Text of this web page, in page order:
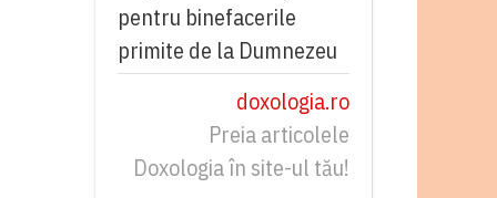
pentru binefacerile
primite de la Dumnezeu
doxologia.ro
Preia articolele
Doxologia în site-ul tău!